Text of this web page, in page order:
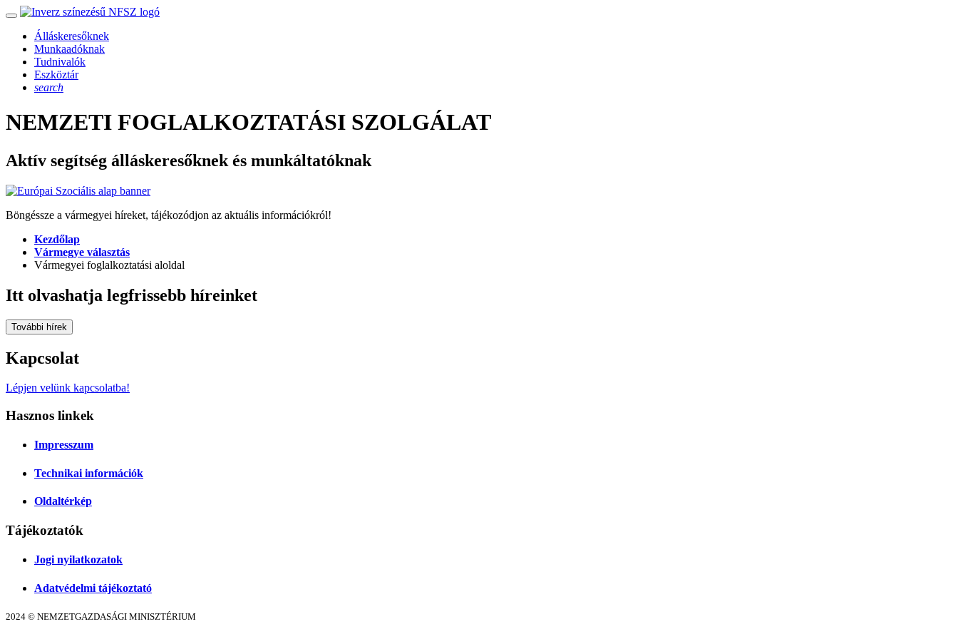
Álláskeresőknek
Munkaadóknak
Tudnivalók
Eszköztár
search
NEMZETI FOGLALKOZTATÁSI SZOLGÁLAT
Aktív segítség álláskeresőknek és munkáltatóknak
Böngéssze a vármegyei híreket, tájékozódjon az aktuális információkról!
Kezdőlap
Vármegye választás
Vármegyei foglalkoztatási aloldal
Itt olvashatja legfrissebb híreinket
További hírek
Kapcsolat
Lépjen velünk kapcsolatba!
Hasznos linkek
Impresszum
Technikai információk
Oldaltérkép
Tájékoztatók
Jogi nyilatkozatok
Adatvédelmi tájékoztató
2024 © NEMZETGAZDASÁGI MINISZTÉRIUM